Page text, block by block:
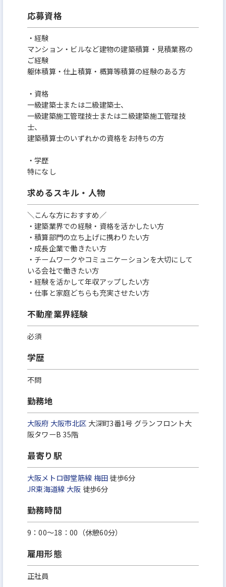
応募資格
・経験
マンション・ビルなど建物の建築積算・見積業務の
ご経験
躯体積算・仕上積算・概算等積算の経験のある方
・資格
一級建築士または二級建築士、
一級建築施工管理技士または二級建築施工管理技
士、
建築積算士のいずれかの資格をお持ちの方
・学歴
特になし
求めるスキル・人物
＼こんな方におすすめ／
・建築業界での経験・資格を活かしたい方
・積算部門の立ち上げに携わりたい方
・成長企業で働きたい方
・チームワークやコミュニケーションを大切にして
いる会社で働きたい方
・経験を活かして年収アップしたい方
・仕事と家庭どちらも充実させたい方
不動産業界経験
必須
学歴
不問
勤務地
大阪府 大阪市北区 大深町3番1号 グランフロント大
阪タワーB 35階
最寄り駅
大阪メトロ御堂筋線梅田徒歩6分
JR東海道線 大阪 徒歩6分
勤務時間
9：00～18：00（休憩60分）
雇用形態
正社員